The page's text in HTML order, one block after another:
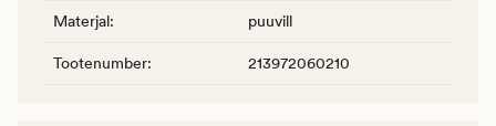
Materjal: puuvill
Tootenumber: 213972060210